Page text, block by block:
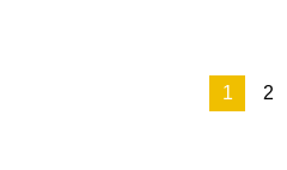
1 2